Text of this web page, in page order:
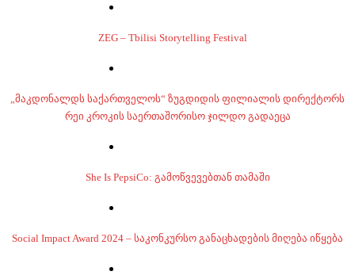
ZEG – Tbilisi Storytelling Festival
„მაკდონალდს საქართველოს“ ზუგდიდის ფილიალის დირექტორს
რეი კროკის საერთაშორისო ჯილდო გადაეცა
She Is PepsiCo: გამოწვევებთან თამაში
Social Impact Award 2024 – საკონკურსო განაცხადების მიღება იწყება